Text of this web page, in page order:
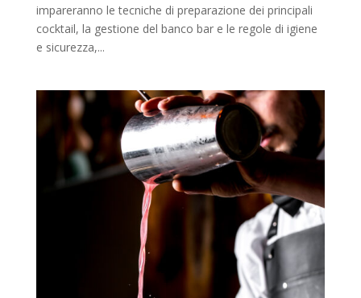
impareranno le tecniche di preparazione dei principali
cocktail, la gestione del banco bar e le regole di igiene
e sicurezza,...